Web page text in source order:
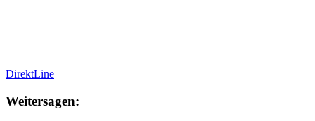
DirektLine
Weitersagen: